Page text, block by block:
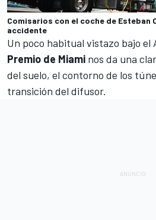
Comisarios con el coche de Esteban
accidente
Un poco habitual vistazo bajo el
Premio de Miami nos da una
del suelo, el contorno de los
transición del difusor.